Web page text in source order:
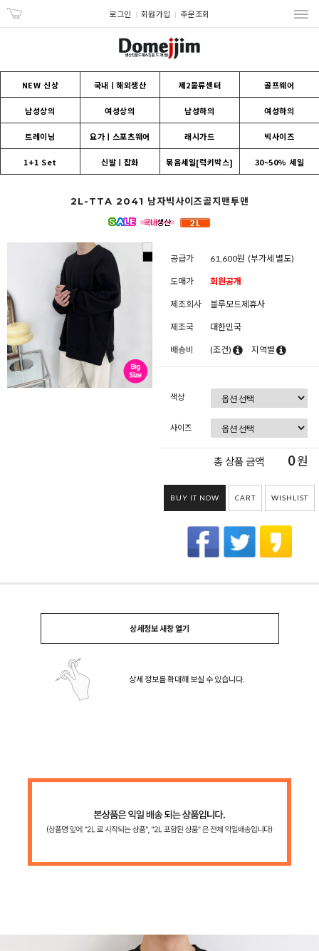
로그인 회원가입 주문조회
NEW 신상 국내ㅣ해외생산 제2물류센터 골프웨어
남성상의 여성상의 남성하의 여성하의
트레이닝 요가ㅣ스포츠웨어 래시가드 빅사이즈
1+1 Set 신발ㅣ잡화 묶음세일[럭키박스] 30~50% 세일
2L-TTA 2041 남자빅사이즈골지맨투맨
공급가 61,600원 (부가세 별도)
도매가 회원공개
제조회사 블루모드제휴사
제조국 대한민국
배송비 (조건) 지역별
색상
사이즈
총 상품 금액 0원
BUY IT NOW CART WISHLIST
상세정보 새창 열기
상세 정보를 확대해 보실 수 있습니다.